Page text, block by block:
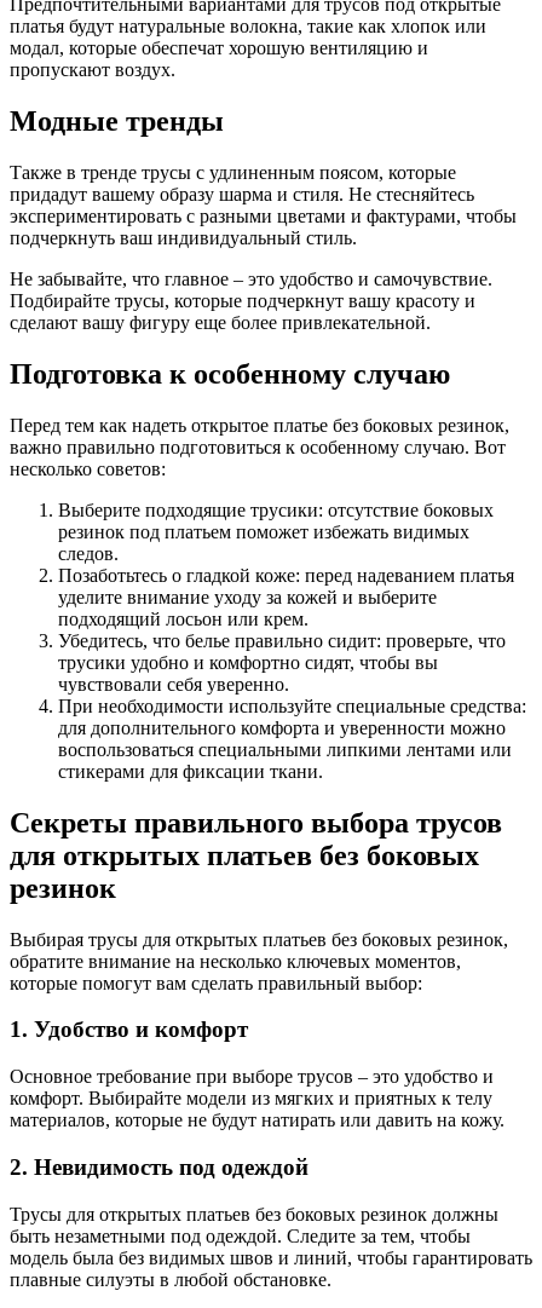
Предпочтительными вариантами для трусов под открытые
платья будут натуральные волокна, такие как хлопок или
модал, которые обеспечат хорошую вентиляцию и
пропускают воздух.
Модные тренды
Также в тренде трусы с удлиненным поясом, которые
придадут вашему образу шарма и стиля. Не стесняйтесь
экспериментировать с разными цветами и фактурами, чтобы
подчеркнуть ваш индивидуальный стиль.
Не забывайте, что главное – это удобство и самочувствие.
Подбирайте трусы, которые подчеркнут вашу красоту и
сделают вашу фигуру еще более привлекательной.
Подготовка к особенному случаю
Перед тем как надеть открытое платье без боковых резинок,
важно правильно подготовиться к особенному случаю. Вот
несколько советов:
Выберите подходящие трусики: отсутствие боковых
резинок под платьем поможет избежать видимых
следов.
Позаботьтесь о гладкой коже: перед надеванием платья
уделите внимание уходу за кожей и выберите
подходящий лосьон или крем.
Убедитесь, что белье правильно сидит: проверьте, что
трусики удобно и комфортно сидят, чтобы вы
чувствовали себя уверенно.
При необходимости используйте специальные средства:
для дополнительного комфорта и уверенности можно
воспользоваться специальными липкими лентами или
стикерами для фиксации ткани.
Секреты правильного выбора трусов
для открытых платьев без боковых
резинок
Выбирая трусы для открытых платьев без боковых резинок,
обратите внимание на несколько ключевых моментов,
которые помогут вам сделать правильный выбор:
1. Удобство и комфорт
Основное требование при выборе трусов – это удобство и
комфорт. Выбирайте модели из мягких и приятных к телу
материалов, которые не будут натирать или давить на кожу.
2. Невидимость под одеждой
Трусы для открытых платьев без боковых резинок должны
быть незаметными под одеждой. Следите за тем, чтобы
модель была без видимых швов и линий, чтобы гарантировать
плавные силуэты в любой обстановке.